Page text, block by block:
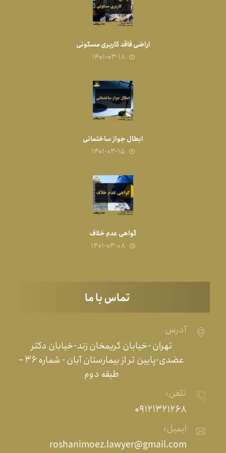
اراضی فاقد کاربری مسکونی
۱۴۰۱-۰۳-۱۸
ابطال جواز ساختمانی
۱۴۰۱-۰۳-۱۵
گواهی عدم خلاف
۱۴۰۱-۰۳-۰۸
تماس با ما
آدرس
تهران -خیابان کریمخان زند-خیابان دکتر
عضدی-پایین تر از بیمارستان آبان - شماره ۳۶ –
طبقه دوم
تلفن:
۰۹۱۲۱۳۲۱۲۶۸
ایمیل:
roshanimoez.lawyer@gmail.com